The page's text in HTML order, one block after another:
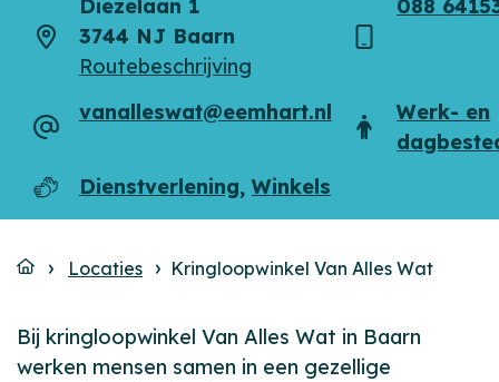
Adres
Diezelaan 1
3744 NJ Baarn
Routebeschrijving
Telefoon
088
E-
mailadres
vanalleswat@eemhart.nl
Doelgroep
Werk- en
Dagbesteding
Dienstverlening,Winkels
Locaties Kringloopwinkel Van Alles Wat
Bij kringloopwinkel Van Alles Wat in Baarn
werken mensen samen in een gezellige